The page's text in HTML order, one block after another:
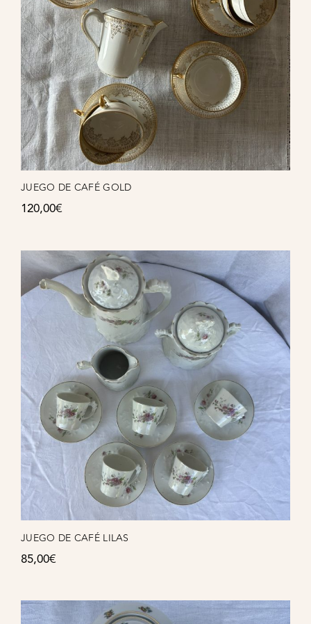
JUEGO DE CAFÉ GOLD
120,00€
JUEGO DE CAFÉ LILAS
85,00€